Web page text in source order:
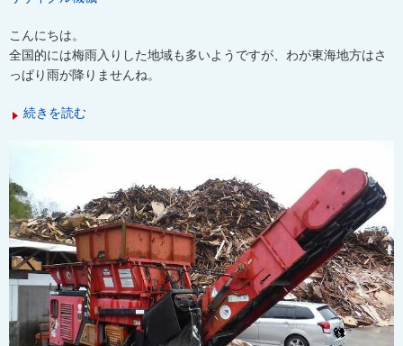
こんにちは。
全国的には梅雨入りした地域も多いようですが、わが東海地方はさ
っぱり雨が降りませんね。
続きを読む